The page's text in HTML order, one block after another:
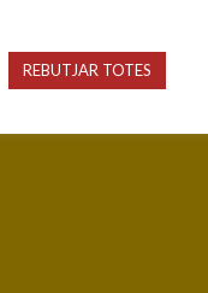
REBUTJAR TOTES